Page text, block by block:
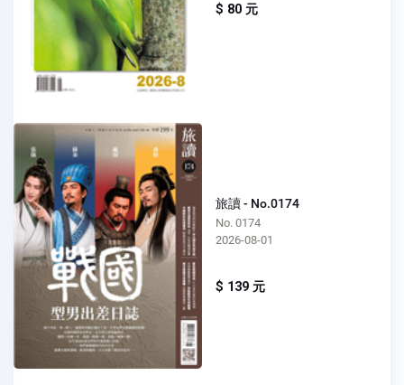
$ 80 元
旅讀 - No.0174
No. 0174
2026-08-01
$ 139 元